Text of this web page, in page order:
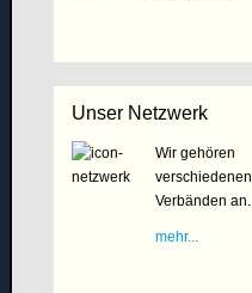
Unser Netzwerk
Wir gehören
verschiedenen
Verbänden an.
mehr...